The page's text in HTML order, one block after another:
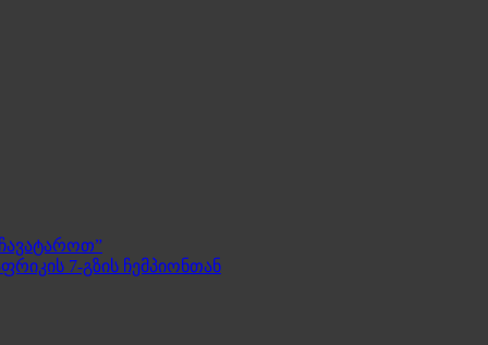
7-გზის ჩემპიონთან